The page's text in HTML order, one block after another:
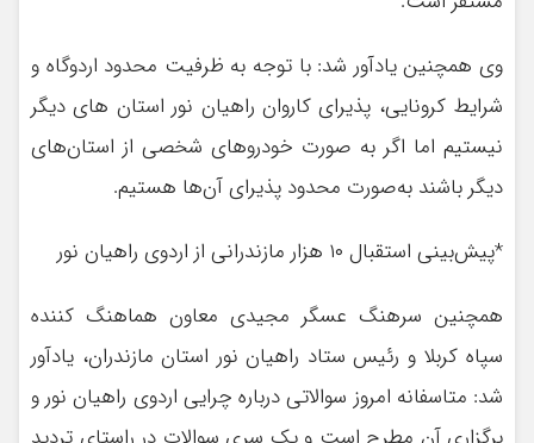
وی همچنین یادآور شد: با توجه به ظرفیت محدود اردوگاه و
شرایط کرونایی، پذیرای کاروان راهیان نور استان های دیگر
نیستیم اما اگر به صورت خودروهای شخصی از استان‌های
دیگر باشند به‌صورت محدود پذیرای آن‌ها هستیم.
*پیش‌بینی استقبال ۱۰ هزار مازندرانی از اردوی راهیان نور
همچنین سرهنگ عسگر مجیدی معاون هماهنگ کننده
سپاه کربلا و رئیس ستاد راهیان نور استان مازندران، یادآور
شد: متاسفانه امروز سوالاتی درباره چرایی اردوی راهیان نور و